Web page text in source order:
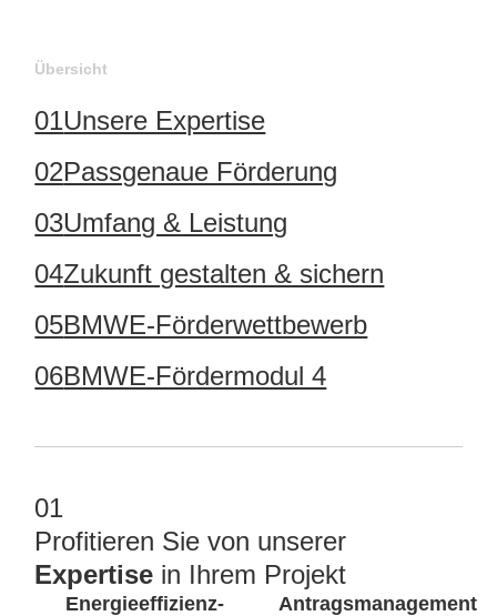
Übersicht
01Unsere Expertise
02Passgenaue Förderung
03Umfang & Leistung
04Zukunft gestalten & sichern
05BMWE-Förderwettbewerb
06BMWE-Fördermodul 4
01
Profitieren Sie von unserer
Expertise in Ihrem Projekt
Energieeffizienz-
Antragsmanagement